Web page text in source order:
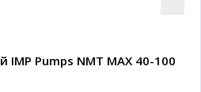
Pumps NMT MAX 40-100